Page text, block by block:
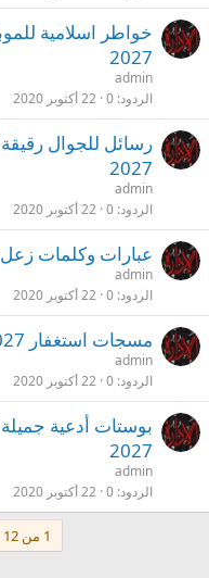
2027
admin
الردود 0 22 أكتوبر 2020
2027
admin
الردود 0 22 أكتوبر 2020
عبارات وكلمات زعل 2027 , أروع مسجات حزينة 2027
admin
الردود 0 22 أكتوبر 2020
مسجات استغفار 2027 , رسائل للموبايل دينية 2027
admin
الردود 0 22 أكتوبر 2020
2027
admin
الردود 0 22 أكتوبر 2020
1 من 12